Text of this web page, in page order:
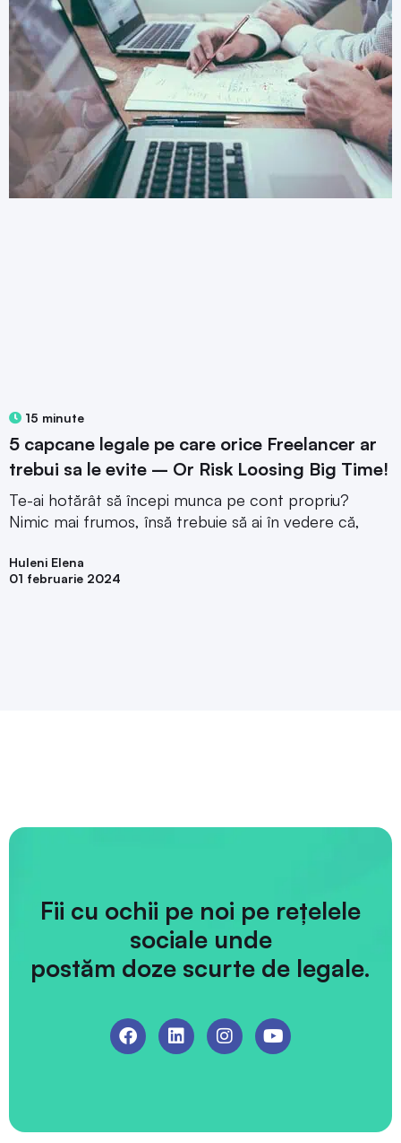
15 minute
5 capcane legale pe care orice Freelancer ar
trebui sa le evite – Or Risk Loosing Big Time!
Te-ai hotărât să începi munca pe cont propriu?
Nimic mai frumos, însă trebuie să ai în vedere că,
Huleni Elena
01 februarie 2024
Fii cu ochii pe noi pe rețelele
sociale unde
postăm doze scurte de legale.